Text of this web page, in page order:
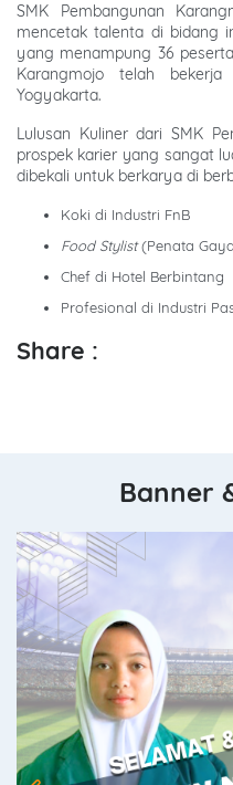
SMK Pembangunan
mencetak talenta di bidang
yang menampung 36
Karangmojo telah
Yogyakarta.
Lulusan Kuliner dari SMK
prospek karier yang sangat
dibekali untuk berkarya di
Koki di Industri FnB
Food Stylist(Penata
Chef di Hotel Berbintang
Profesional di Industri
Share :
Banner